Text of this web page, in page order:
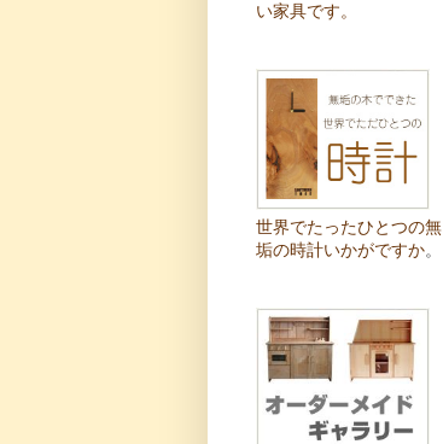
い家具です。
世界でたったひとつの無
垢の時計いかがですか。